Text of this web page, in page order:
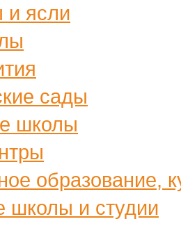
и ясли
сады
школы
образование,
школы и студии